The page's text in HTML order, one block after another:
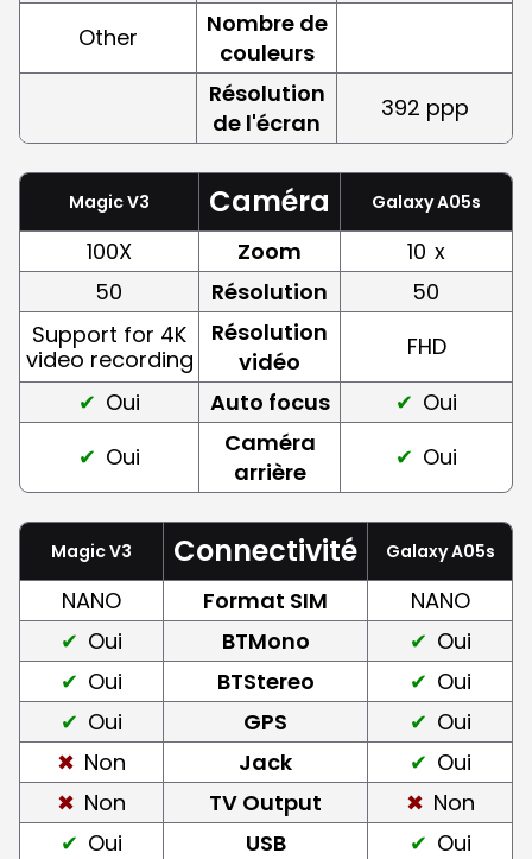
Other
Nombre de
couleurs
Résolution
de l'écran
392 ppp
Magic V3 Caméra Galaxy A05s
100X Zoom 10 x
50
Résolution
50
Support for 4K
video recording
Résolution
vidéo
FHD
Oui
Auto focus
Oui
Oui
Caméra
arrière
Oui
Magic V3 Connectivité Galaxy A05s
NANO Format SIM
NANO
Oui
BTMono
Oui
Oui
BTStereo
Oui
Oui
GPS
Oui
Non
Jack
Oui
Non
TV Output
Non
Oui
USB
Oui